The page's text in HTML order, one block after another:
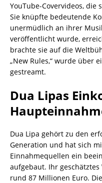
YouTube-Covervideos,
Sie knüpfte bedeutende
unermüdlich an ihrer
veröffentlicht wurde,
brachte sie auf die
„New Rules,“ wurde über
gestreamt.
Dua Lipas
Dua Lipa gehört zu den
Generation und hat sich
Einnahmequellen ein
aufgebaut. Ihr geschätztes
rund 87 Millionen Euro.